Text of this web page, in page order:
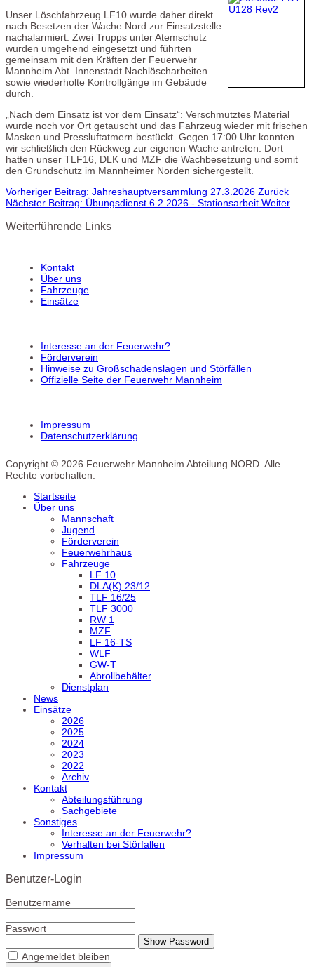
Unser Löschfahrzeug LF10 wurde daher direkt
nach Besetzen der Wache Nord zur Einsatzstelle
nachalarmiert. Zwei Trupps unter Atemschutz
wurden umgehend eingesetzt und führten
gemeinsam mit den Kräften der Feuerwehr
Mannheim Abt. Innenstadt Nachlöscharbeiten
sowie wiederholte Kontrollgänge im Gebäude
durch.
„Nach dem Einsatz ist vor dem Einsatz“: Verschmutztes Material
wurde noch vor Ort getauscht und das Fahrzeug wieder mit frischen
Masken und Pressluftatmern bestückt. Gegen 17:00 Uhr konnten
wir schließlich den Rückweg zur eigenen Wache antreten. Dort
hatten unser TLF16, DLK und MZF die Wachbesetzung und somit
den Grundschutz im Mannheimer Norden sichergestellt.
Vorheriger Beitrag: Jahreshauptversammlung 27.3.2026 Zurück
Nächster Beitrag: Übungsdienst 6.2.2026 - Stationsarbeit Weiter
Weiterführende Links
Kontakt
Über uns
Fahrzeuge
Einsätze
Interesse an der Feuerwehr?
Förderverein
Hinweise zu Großschadenslagen und Störfällen
Offizielle Seite der Feuerwehr Mannheim
Impressum
Datenschutzerklärung
Copyright © 2026 Feuerwehr Mannheim Abteilung NORD. Alle
Rechte vorbehalten.
Startseite
Über uns
Mannschaft
Jugend
Förderverein
Feuerwehrhaus
Fahrzeuge
LF 10
DLA(K) 23/12
TLF 16/25
TLF 3000
RW 1
MZF
LF 16-TS
WLF
GW-T
Abrollbehälter
Dienstplan
News
Einsätze
2026
2025
2024
2023
2022
Archiv
Kontakt
Abteilungsführung
Sachgebiete
Sonstiges
Interesse an der Feuerwehr?
Verhalten bei Störfallen
Impressum
Benutzer-Login
Benutzername
Passwort
Show Password
Angemeldet bleiben